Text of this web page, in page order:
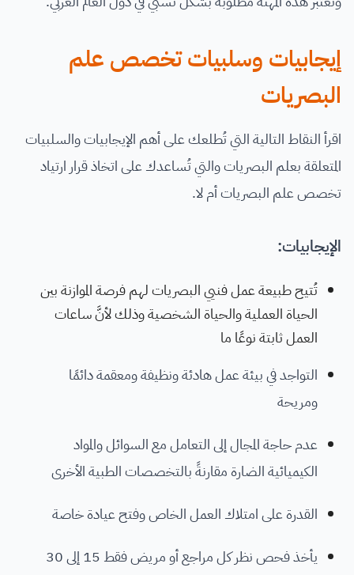
إيجابيات وسلبيات تخصص علم
البصريات
اقرأ النقاط التالية التي تُطلعك على أهم الإيجابيات والسلبيات
المتعلقة بعلم البصريات والتي تُساعدك على اتخاذ قرار ارتياد
تخصص علم البصريات أم لا.
الإيجابيات:
تُتيح طبيعة عمل فنيي البصريات لهم فرصة الموازنة بين
الحياة العملية والحياة الشخصية وذلك لأنَّ ساعات
العمل ثابتة نوعًا ما
التواجد في بيئة عمل هادئة ونظيفة ومعقمة دائمًا
ومريحة
عدم حاجة المجال إلى التعامل مع السوائل والمواد
الكيميائية الضارة مقارنةً بالتخصصات الطبية الأخرى
القدرة على امتلاك العمل الخاص وفتح عيادة خاصة
يأخذ فحص نظر كل مراجع أو مريض فقط 15 إلى 30